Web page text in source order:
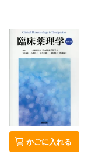
かごに入れる